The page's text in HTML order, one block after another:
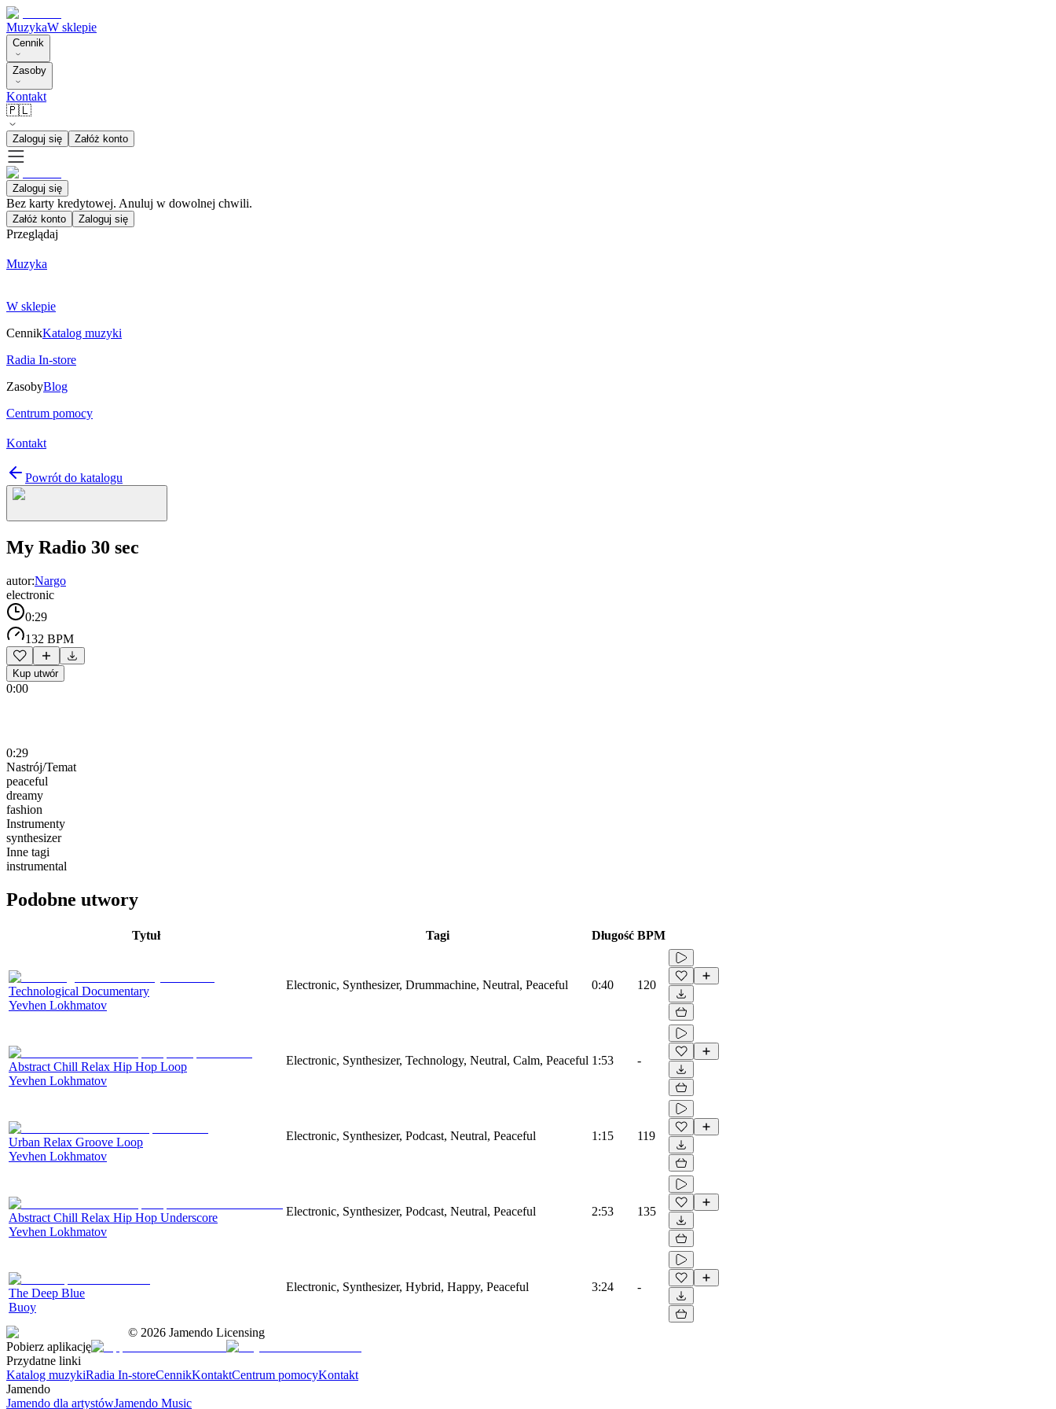
MuzykaW sklepie
Cennik
Zasoby
Kontakt
🇵🇱
Zaloguj się Załóż konto
Zaloguj się
Bez karty kredytowej. Anuluj w dowolnej chwili.
Załóż konto Zaloguj się
Przeglądaj
Muzyka
W sklepie
CennikKatalog muzyki
Radia In-store
ZasobyBlog
Centrum pomocy
Kontakt
Powrót do katalogu
My Radio 30 sec
autor:Nargo
electronic
0:29
132 BPM
Kup utwór
0:00
0:29
Nastrój/Temat
peaceful
dreamy
fashion
Instrumenty
synthesizer
Inne tagi
instrumental
Podobne utwory
Tytuł Tagi Długość BPM
Technological Documentary
Yevhen Lokhmatov
Electronic, Synthesizer, Drummachine, Neutral, Peaceful 0:40 120
Abstract Chill Relax Hip Hop Loop
Yevhen Lokhmatov
Electronic, Synthesizer, Technology, Neutral, Calm, Peaceful 1:53 -
Urban Relax Groove Loop
Yevhen Lokhmatov
Electronic, Synthesizer, Podcast, Neutral, Peaceful 1:15 119
Abstract Chill Relax Hip Hop Underscore
Yevhen Lokhmatov
Electronic, Synthesizer, Podcast, Neutral, Peaceful 2:53 135
The Deep Blue
Buoy
Electronic, Synthesizer, Hybrid, Happy, Peaceful 3:24 -
© 2026 Jamendo Licensing
Pobierz aplikację
Przydatne linki
Katalog muzykiRadia In-storeCennikKontaktCentrum pomocyKontakt
Jamendo
Jamendo dla artystówJamendo Music